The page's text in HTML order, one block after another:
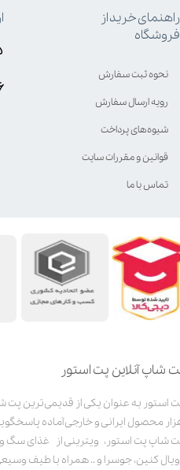
شاپ آنلاین پت استور
محصول ایرانی و خارجی آماده
شاپ پت استور، ویترینی از غذای سگ و
کنین، جوسرا و .. همراه با طیف
راهنمای خرید از
فروشگاه
نحوه ثبت سفارش
رویه ارسال سفارش
شیوه‌های پرداخت
قوانین و مقررات سایت
تماس با ما